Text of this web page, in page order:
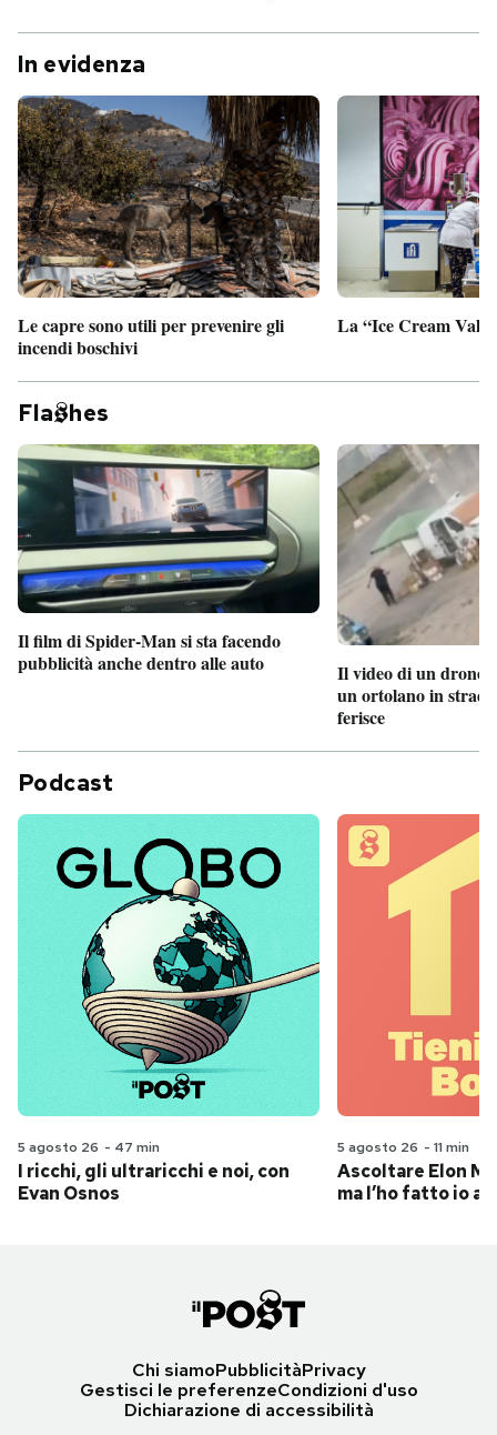
In evidenza
Le capre sono utili per prevenire gli
incendi boschivi
La “Ice Cream
Fla hes
Il film di Spider-Man si sta facendo
pubblicità anche dentro alle auto
Il video di un drone
un ortolano in
ferisce
Podcast
5 agosto 26 - 47 min
I ricchi, gli ultraricchi e noi, con
Evan Osnos
5 agosto 26 - 11 min
Ascoltare Elon
ma l’ho fatto io
Chi siamoPubblicitàPrivacy
Gestisci le preferenzeCondizioni d'uso
Dichiarazione di accessibilità